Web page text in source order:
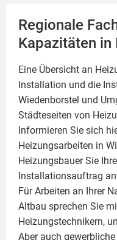
Regionale
Kapazitäten in
Eine Übersicht an
Installation und die
Wiedenborstel und
Städteseiten von
Informieren Sie sich
Heizungsarbeiten in
Heizungsbauer Sie
Installationsauftrag
Für Arbeiten an Ihrer
Altbau sprechen Sie
Heizungstechnikern,
Aber auch